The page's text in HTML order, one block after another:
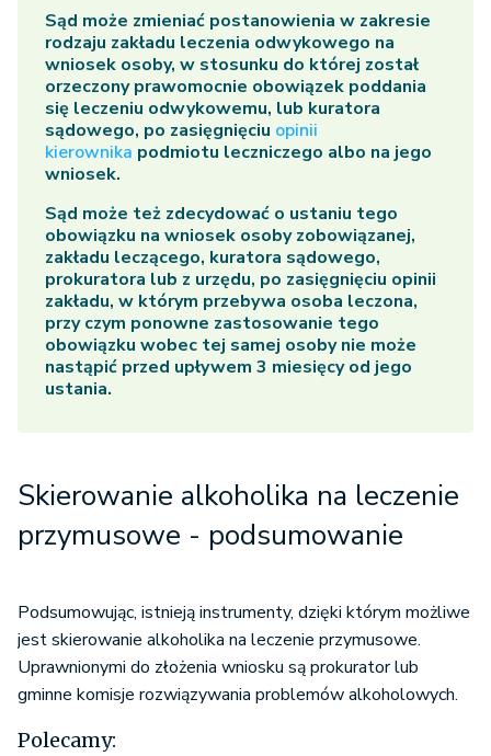
Sąd może zmieniać postanowienia w zakresie
rodzaju zakładu leczenia odwykowego na
wniosek osoby, w stosunku do której został
orzeczony prawomocnie obowiązek poddania
się leczeniu odwykowemu, lub kuratora
sądowego, po zasięgnięciu opinii
kierownika podmiotu leczniczego albo na jego
wniosek.
Sąd może też zdecydować o ustaniu tego
obowiązku na wniosek osoby zobowiązanej,
zakładu leczącego, kuratora sądowego,
prokuratora lub z urzędu, po zasięgnięciu opinii
zakładu, w którym przebywa osoba leczona,
przy czym ponowne zastosowanie tego
obowiązku wobec tej samej osoby nie może
nastąpić przed upływem 3 miesięcy od jego
ustania.
Skierowanie alkoholika na leczenie
przymusowe - podsumowanie
Podsumowując, istnieją instrumenty, dzięki którym możliwe
jest skierowanie alkoholika na leczenie przymusowe.
Uprawnionymi do złożenia wniosku są prokurator lub
gminne komisje rozwiązywania problemów alkoholowych.
Polecamy: